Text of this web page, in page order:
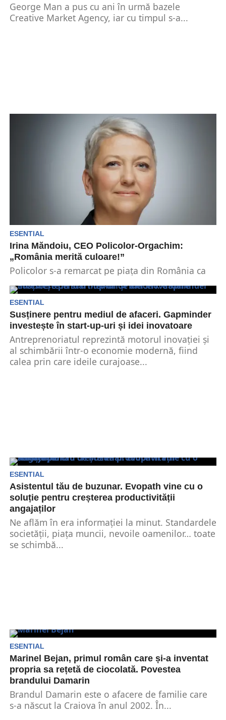
George Man a pus cu ani în urmă bazele
Creative Market Agency, iar cu timpul s-a...
ESENTIAL
Irina Măndoiu, CEO Policolor-Orgachim:
„România merită culoare!”
Policolor s-a remarcat pe piața din România ca
ESENTIAL
Susținere pentru mediul de afaceri. Gapminder
investește în start-up-uri și idei inovatoare
Antreprenoriatul reprezintă motorul inovației și
al schimbării într-o economie modernă, fiind
calea prin care ideile curajoase...
ESENTIAL
Asistentul tău de buzunar. Evopath vine cu o
soluție pentru creșterea productivității
angajaților
Ne aflăm în era informației la minut. Standardele
societății, piața muncii, nevoile oamenilor… toate
se schimbă...
ESENTIAL
Marinel Bejan, primul român care și-a inventat
propria sa rețetă de ciocolată. Povestea
brandului Damarin
Brandul Damarin este o afacere de familie care
s-a născut la Craiova în anul 2002. În...